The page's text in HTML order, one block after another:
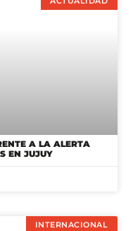
A LA ALERTA
EN JUJUY
INTERNACIONAL